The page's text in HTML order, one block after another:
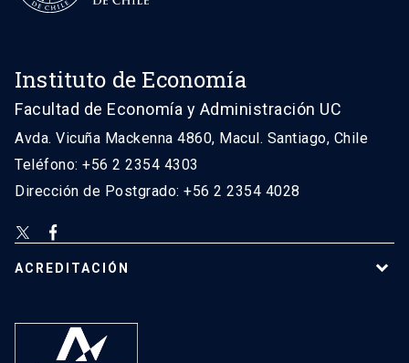
Instituto de Economía
Facultad de Economía y Administración UC
Avda. Vicuña Mackenna 4860, Macul. Santiago, Chile
Teléfono: +56 2 2354 4303
Dirección de Postgrado: +56 2 2354 4028
ACREDITACIÓN